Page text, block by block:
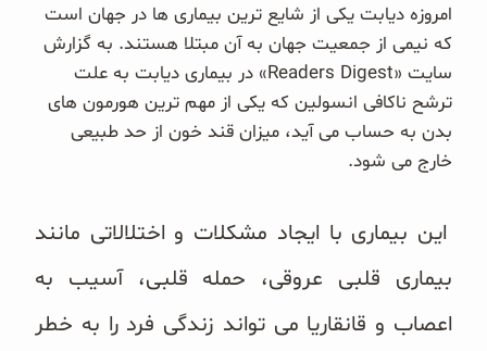
ترشی و شور
چاشنی‌ها و سرکه‌‌ها
زیتون و روغن زیتون
غلات و دانه‌های سالم
صبحانه و میان وعده
امروزه دیابت یکی از شایع ترین بیماری ها در جهان است
که نیمی از جمعیت جهان به آن مبتلا هستند. به گزارش
سایت «Readers Digest» در بیماری دیابت به علت
ترشح ناکافی انسولین که یکی از مهم ترین هورمون های
بدن به حساب می آید، میزان قند خون از حد طبیعی
خارج می شود.
این بیماری با ایجاد مشکلات و اختلالاتی مانند
بیماری قلبی عروقی، حمله قلبی، آسیب به
اعصاب و قانقاریا می تواند زندگی فرد را به خطر